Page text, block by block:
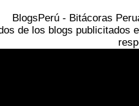
BlogsPerú - Bitácoras
de los blogs publicitados